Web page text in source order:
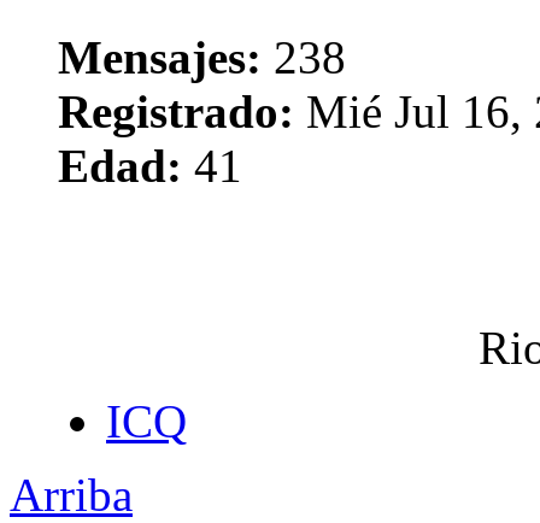
Mensajes: 238
Registrado: Mié Jul 16,
Edad: 41
ICQ
Arriba